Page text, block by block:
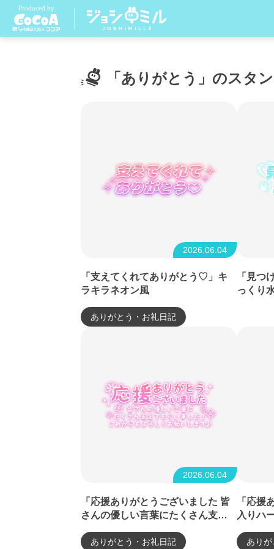
「ありがとう」のスタ
2026.06.04
「支えてくれてありがとう♡」キ
ラキラネオン風
ありがとう・お礼日記
「見つ
っくり
2026.06.04
「応援ありがとうございました 皆
さんの優しい言葉にたくさん支え
しくお願いします♪」長文・手書き
ありがとう・お礼日記
「応援
入りハ
あり